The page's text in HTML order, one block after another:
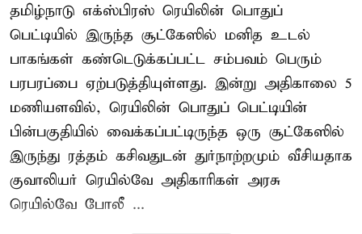
தமிழ்நாடு எக்ஸ்பிரஸ் ரெயிலின் பொதுப்
பெட்டியில் இருந்த சூட்கேஸில் மனித உடல்
பாகங்கள் கண்டெடுக்கப்பட்ட சம்பவம் பெரும்
பரபரப்பை ஏற்படுத்தியுள்ளது. இன்று அதிகாலை 5
மணியளவில், ரெயிலின் பொதுப் பெட்டியின்
பின்பகுதியில் வைக்கப்பட்டிருந்த ஒரு சூட்கேஸில்
இருந்து ரத்தம் கசிவதுடன் துர்நாற்றமும் வீசியதாக
குவாலியர் ரெயில்வே அதிகாரிகள் அரசு
ரெயில்வே போலீ ...